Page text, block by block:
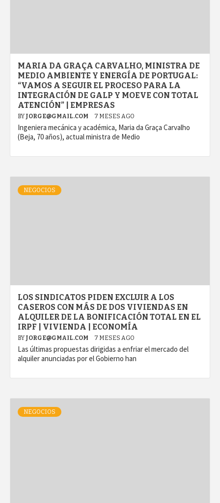
MARIA DA GRAÇA CARVALHO, MINISTRA DE
MEDIO AMBIENTE Y ENERGÍA DE PORTUGAL:
“VAMOS A SEGUIR EL PROCESO PARA LA
INTEGRACIÓN DE GALP Y MOEVE CON TOTAL
ATENCIÓN” | EMPRESAS
BY JORGE@GMAIL.COM 7 MESES AGO
Ingeniera mecánica y académica, Maria da Graça Carvalho
(Beja, 70 años), actual ministra de Medio
NEGOCIOS
LOS SINDICATOS PIDEN EXCLUIR A LOS
CASEROS CON MÁS DE DOS VIVIENDAS EN
ALQUILER DE LA BONIFICACIÓN TOTAL EN EL
IRPF | VIVIENDA | ECONOMÍA
BY JORGE@GMAIL.COM 7 MESES AGO
Las últimas propuestas dirigidas a enfriar el mercado del
alquiler anunciadas por el Gobierno han
NEGOCIOS